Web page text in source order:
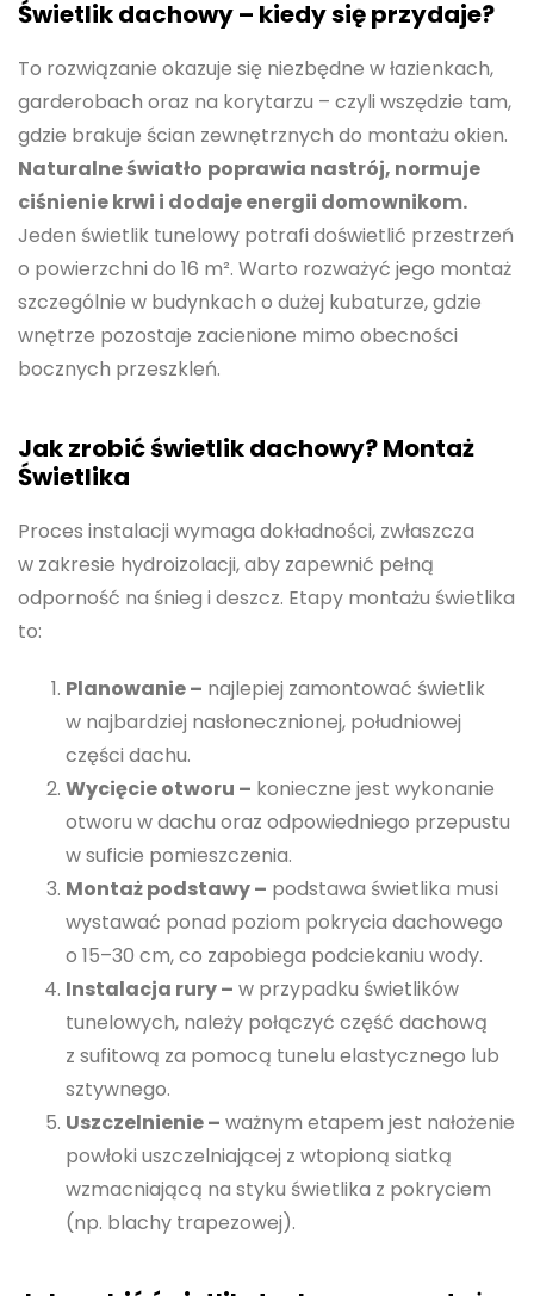
Świetlik dachowy – kiedy się przydaje?
To rozwiązanie okazuje się niezbędne w łazienkach,
garderobach oraz na korytarzu – czyli wszędzie tam,
gdzie brakuje ścian zewnętrznych do montażu okien.
Naturalne światło poprawia nastrój, normuje
ciśnienie krwi i dodaje energii domownikom.
Jeden świetlik tunelowy potrafi doświetlić przestrzeń
o powierzchni do 16 m². Warto rozważyć jego montaż
szczególnie w budynkach o dużej kubaturze, gdzie
wnętrze pozostaje zacienione mimo obecności
bocznych przeszkleń.
Jak zrobić świetlik dachowy? Montaż
Świetlika
Proces instalacji wymaga dokładności, zwłaszcza
w zakresie hydroizolacji, aby zapewnić pełną
odporność na śnieg i deszcz. Etapy montażu świetlika
to:
Planowanie – najlepiej zamontować świetlik
w najbardziej nasłonecznionej, południowej
części dachu.
Wycięcie otworu – konieczne jest wykonanie
otworu w dachu oraz odpowiedniego przepustu
w suficie pomieszczenia.
Montaż podstawy – podstawa świetlika musi
wystawać ponad poziom pokrycia dachowego
o 15–30 cm, co zapobiega podciekaniu wody.
Instalacja rury – w przypadku świetlików
tunelowych, należy połączyć część dachową
z sufitową za pomocą tunelu elastycznego lub
sztywnego.
Uszczelnienie – ważnym etapem jest nałożenie
powłoki uszczelniającej z wtopioną siatką
wzmacniającą na styku świetlika z pokryciem
(np. blachy trapezowej).